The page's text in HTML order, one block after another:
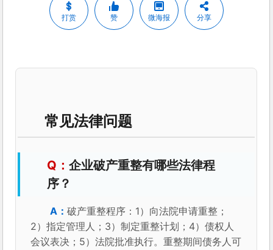
打赏 赞 微海报 分享
常见法律问题
企业破产重整有哪些法律程
序？
破产重整程序：1）向法院申请重整；
2）指定管理人；3）制定重整计划；4）债权人
会议表决；5）法院批准执行。重整期间债务人可